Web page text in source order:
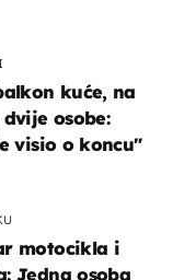
kuće, na
osobe:
visio o koncu"
motocikla i
Jedna osoba